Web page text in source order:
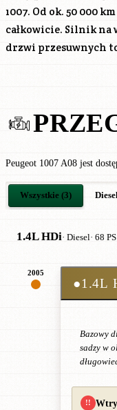
1007. Od ok. 50 000
całkowicie. Silnik na
drzwi przesuwnych
Peugeot 1007 A08 jest
Wszystkie (3)
1.4L HDi· Diesel· 68 PS
2005
●1.4L
Bazowy
sadzy w
!!